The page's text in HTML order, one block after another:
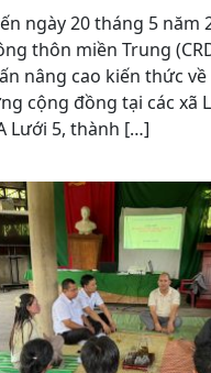
ngày 20 tháng 5 năm
thôn miền Trung
nâng cao kiến thức về
cộng đồng tại các xã
Lưới 5, thành […]